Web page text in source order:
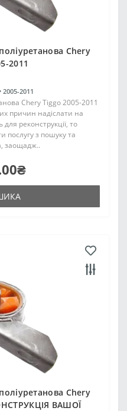
Chery
2011
2005-2011
Chery Tiggo 2005-2011
причин надіслати на
реконструкції, то
послугу з пошуку та
заощадж..
Chery
ВАШОЇ